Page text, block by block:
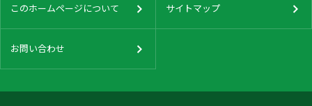
このホームページについて サイトマップ
お問い合わせ